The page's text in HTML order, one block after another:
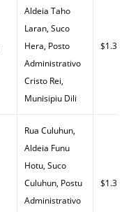
Aldeia Taho
Laran, Suco
Hera, Posto
Administrativo
Cristo Rei,
Munisipiu Dili
$1.30
Rua Culuhun,
Aldeia Funu
Hotu, Suco
Culuhun, Postu
Administrativo
$1.33